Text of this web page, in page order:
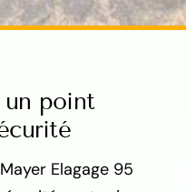
un point
Elagage 95